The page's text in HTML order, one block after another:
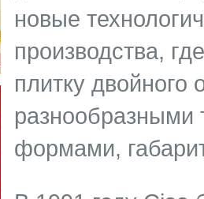
новые
производства,
плитку
разнообразными
формами,